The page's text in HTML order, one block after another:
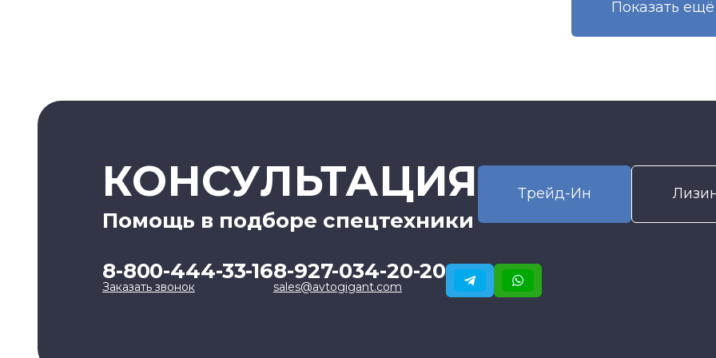
Показать eщё
КОНСУЛЬТАЦИЯ
Помощь в подборе спецтехники
Трейд-Ин
8-800-444-33-16
Заказать звонок
8-927-034-20-20
sales@avtogigant.com